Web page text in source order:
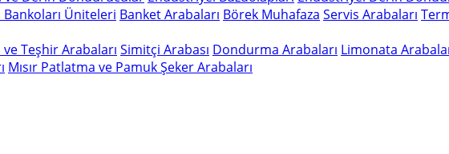
Bankoları Üniteleri Banket Arabaları Börek Muhafaza Servis Arabaları
ve Teşhir Arabaları Simitçi Arabası Dondurma Arabaları Limonata
Mısır Patlatma ve Pamuk Şeker Arabaları